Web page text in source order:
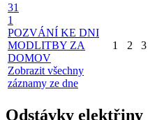
31
1
POZVÁNÍ KE DNI
MODLITBY ZA
DOMOV
Zobrazit všechny
záznamy ze dne
1 2 3
Odstávky elektřiny